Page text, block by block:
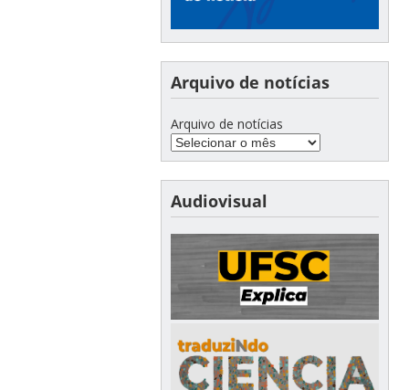
Arquivo de notícias
Arquivo de notícias
Audiovisual